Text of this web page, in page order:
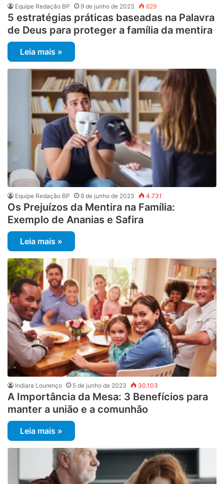
Equipe Redação BP 9 de junho de 2023 629
5 estratégias práticas baseadas na Palavra
de Deus para proteger a família da mentira
Leia mais »
Equipe Redação BP 9 de junho de 2023 4.731
Os Prejuízos da Mentira na Família:
Exemplo de Ananias e Safira
Leia mais »
Indiara Lourenço 5 de junho de 2023 30.103
A Importância da Mesa: 3 Benefícios para
manter a união e a comunhão
Leia mais »